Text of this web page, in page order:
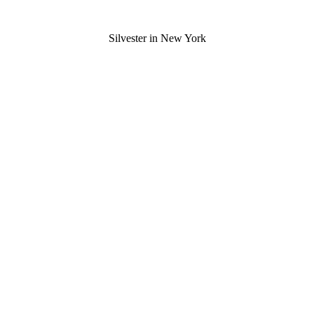
Silvester in New York